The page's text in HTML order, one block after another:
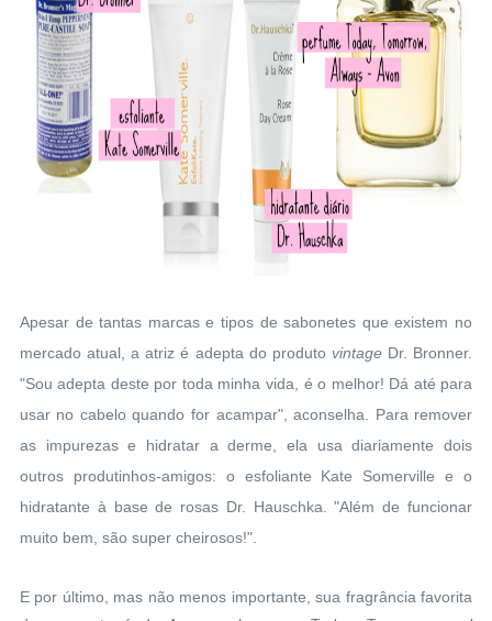
Apesar de tantas marcas e tipos de sabonetes que existem no
mercado atual, a atriz é adepta do produto vintageDr. Bronner.
"Sou adepta deste por toda minha vida, é o melhor! Dá até para
usar no cabelo quando for acampar", aconselha. Para remover
as impurezas e hidratar a derme, ela usa diariamente dois
outros produtinhos-amigos: o esfoliante Kate Somerville e o
hidratante à base de rosas Dr. Hauschka. "Além de funcionar
muito bem, são super cheirosos!".
E por último, mas não menos importante, sua fragrância favorita